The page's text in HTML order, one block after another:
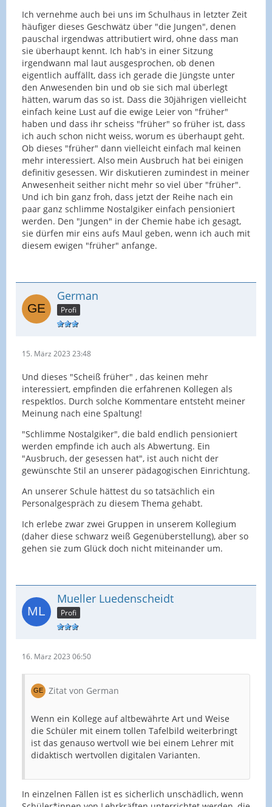
Ich vernehme auch bei uns im Schulhaus in letzter Zeit
häufiger dieses Geschwätz über "die Jungen", denen
pauschal irgendwas attributiert wird, ohne dass man
sie überhaupt kennt. Ich hab's in einer Sitzung
irgendwann mal laut ausgesprochen, ob denen
eigentlich auffällt, dass ich gerade die Jüngste unter
den Anwesenden bin und ob sie sich mal überlegt
hätten, warum das so ist. Dass die 30jährigen vielleicht
einfach keine Lust auf die ewige Leier von "früher"
haben und dass ihr scheiss "früher" so früher ist, dass
ich auch schon nicht weiss, worum es überhaupt geht.
Ob dieses "früher" dann vielleicht einfach mal keinen
mehr interessiert. Also mein Ausbruch hat bei einigen
definitiv gesessen. Wir diskutieren zumindest in meiner
Anwesenheit seither nicht mehr so viel über "früher".
Und ich bin ganz froh, dass jetzt der Reihe nach ein
paar ganz schlimme Nostalgiker einfach pensioniert
werden. Den "Jungen" in der Chemie habe ich gesagt,
sie dürfen mir eins aufs Maul geben, wenn ich auch mit
diesem ewigen "früher" anfange.
German
Profi
15. März 2023 23:48
Und dieses "Scheiß früher" , das keinen mehr
interessiert, empfinden die erfahrenen Kollegen als
respektlos. Durch solche Kommentare entsteht meiner
Meinung nach eine Spaltung!
"Schlimme Nostalgiker", die bald endlich pensioniert
werden empfinde ich auch als Abwertung. Ein
"Ausbruch, der gesessen hat", ist auch nicht der
gewünschte Stil an unserer pädagogischen Einrichtung.
An unserer Schule hättest du so tatsächlich ein
Personalgespräch zu diesem Thema gehabt.
Ich erlebe zwar zwei Gruppen in unserem Kollegium
(daher diese schwarz weiß Gegenüberstellung), aber so
gehen sie zum Glück doch nicht miteinander um.
Mueller Luedenscheidt
Profi
16. März 2023 06:50
Zitat von German
Wenn ein Kollege auf altbewährte Art und Weise
die Schüler mit einem tollen Tafelbild weiterbringt
ist das genauso wertvoll wie bei einem Lehrer mit
didaktisch wertvollen digitalen Varianten.
In einzelnen Fällen ist es sicherlich unschädlich, wenn